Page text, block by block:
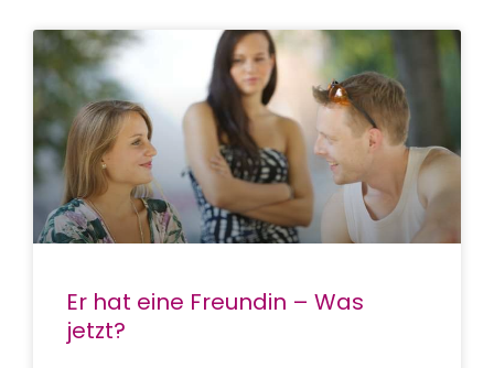
Er hat eine Freundin – Was
jetzt?